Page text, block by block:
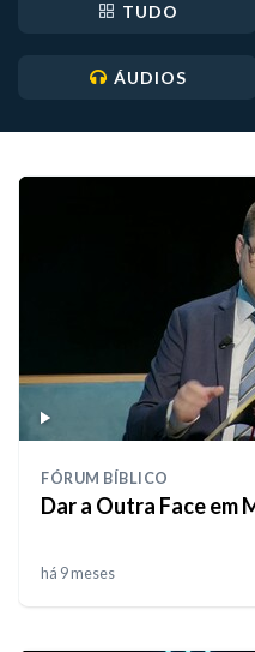
TUDO
ÁUDIOS
FÓRUM BÍBLICO
Dar a Outra Face em
há 9 meses